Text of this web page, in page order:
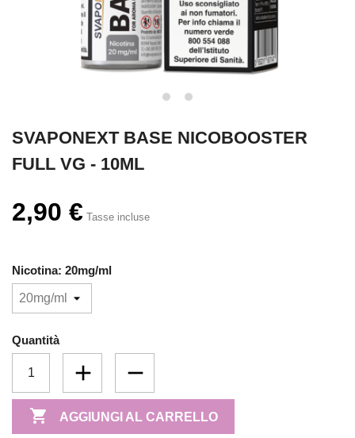
SVAPONEXT BASE NICOBOOSTER
FULL VG - 10ML
2,90 € Tasse incluse
Nicotina: 20mg/ml
Quantità
 AGGIUNGI AL CARRELLO